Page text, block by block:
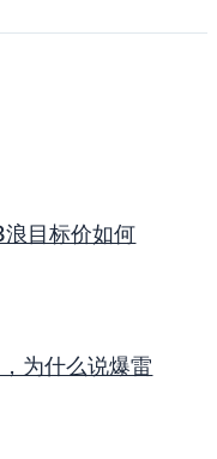
目标价如何
为什么说爆雷